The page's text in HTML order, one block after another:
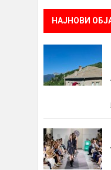
НАЈНОВИ